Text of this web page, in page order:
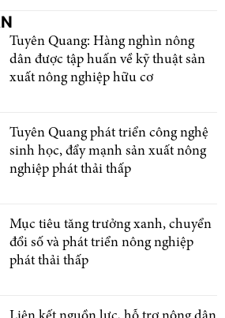
Tuyên Quang: Hàng nghìn nông
dân được tập huấn về kỹ thuật sản
xuất nông nghiệp hữu cơ
Tuyên Quang phát triển công nghệ
sinh học, đẩy mạnh sản xuất nông
nghiệp phát thải thấp
Mục tiêu tăng trưởng xanh, chuyển
đổi số và phát triển nông nghiệp
phát thải thấp